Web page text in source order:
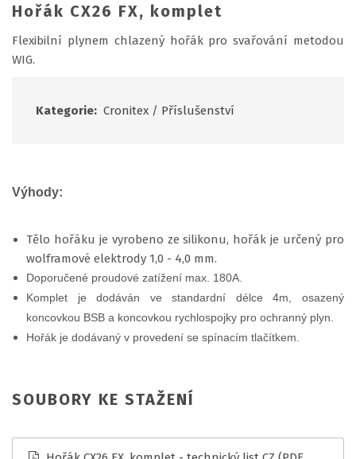
Hořák CX26 FX, komplet
Flexibilní plynem chlazený hořák pro svařování metodou
WIG.
Kategorie: Cronitex / Příslušenství
Výhody:
Tělo hořáku je vyrobeno ze silikonu, hořák je určený pro
wolframové elektrody 1,0 - 4,0 mm.
Doporučené proudové zatížení max. 180A.
Komplet je dodáván ve standardní délce 4m, osazený
koncovkou BSB a koncovkou rychlospojky pro ochranný plyn.
Hořák je dodávaný v provedení se spínacím tlačítkem.
SOUBORY KE STAŽENÍ